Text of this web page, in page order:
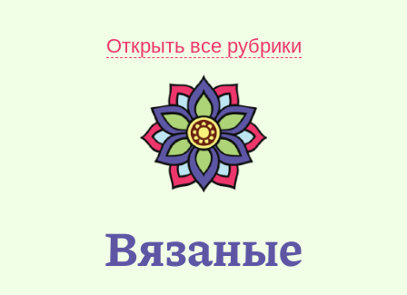
Открыть все рубрики
Вязаные